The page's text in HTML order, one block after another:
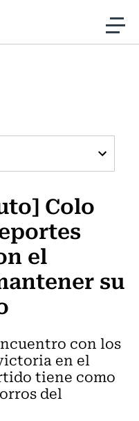
contenido
Colo
el
su
con los
en el
tiene como
del